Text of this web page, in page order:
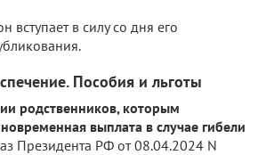
вступает в силу со дня его
Пособия и льготы
родственников, которым
выплата в случае гибели
Президента РФ от 08.04.2024 N